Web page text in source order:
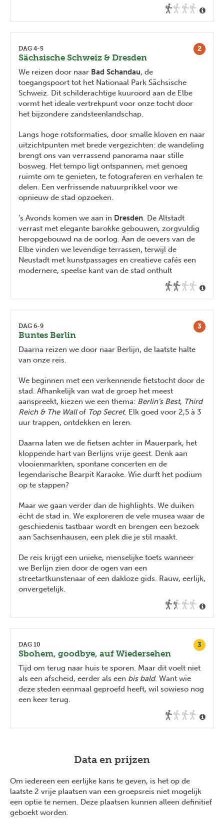
2
DAG 4-5
Sächsische Schweiz & Dresden
We reizen door naar Bad Schandau, de
toegangspoort tot het Nationaal Park Sächsische
Schweiz. Dit schilderachtige kuuroord aan de Elbe
vormt het ideale vertrekpunt voor onze tocht door
het bijzondere zandsteenlandschap.
Langs hoge rotsformaties, door smalle kloven en naar
uitzichtpunten met brede vergezichten: de wandeling
brengt ons van verrassend panorama naar stille
bosweg. Het tempo ligt ontspannen, met genoeg
ruimte om te genieten, te fotograferen en verhalen te
delen. Een verfrissende natuurprikkel voor we
opnieuw de stad opzoeken.
’s Avonds komen we aan in Dresden. De Altstadt
verrast met elegante barokke gebouwen, zorgvuldig
heropgebouwd na de oorlog. Aan de oevers van de
Elbe vinden we levendige terrassen, terwijl de
Neustadt met kunstpassages en creatieve cafés een
modernere, speelse kant van de stad onthult
3
DAG 6-9
Buntes Berlin
Daarna reizen we door naar Berlijn, de laatste halte
van onze reis.
We beginnen met een verkennende fietstocht door de
stad. Afhankelijk van wat de groep het meest
aanspreekt, kiezen we een thema: Berlin’s Best, Third
Reich & The Wallof Top Secret. Elk goed voor 2,5 à 3
uur trappen, ontdekken en leren.
Daarna laten we de fietsen achter in Mauerpark, het
kloppende hart van Berlijns vrije geest. Denk aan
vlooienmarkten, spontane concerten en de
legendarische Bearpit Karaoke. Wie durft het podium
op te stappen?
Maar we gaan verder dan de highlights. We duiken
écht de stad in. We exploreren de vele musea waar de
geschiedenis tastbaar wordt en brengen een bezoek
aan Sachsenhausen, een plek die je stil maakt.
De reis krijgt een unieke, menselijke toets wanneer
we Berlijn zien door de ogen van een
streetartkunstenaar of een dakloze gids. Rauw, eerlijk,
onvergetelijk.
3
DAG 10
Sbohem, goodbye, auf Wiedersehen
Tijd om terug naar huis te sporen. Maar dit voelt niet
als een afscheid, eerder als een bis bald. Want wie
deze steden eenmaal geproefd heeft, wil sowieso nog
een keer terug.
Data en prijzen
Om iedereen een eerlijke kans te geven, is het op de
laatste 2 vrije plaatsen van een groepsreis niet mogelijk
een optie te nemen. Deze plaatsen kunnen alleen definitief
geboekt worden.